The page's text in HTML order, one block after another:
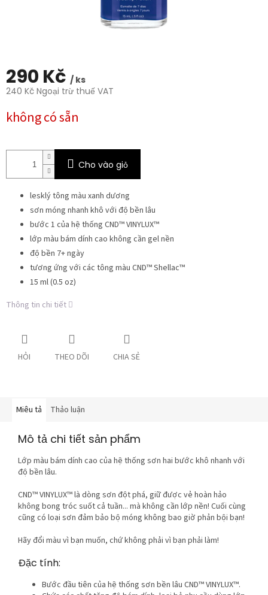
290 Kč / ks
240 Kč Ngoại trừ thuế VAT
đo
không có sẵn
Cho vào giỏ
lesklý tông màu xanh dương
sơn móng nhanh khô với độ bền lâu
bước 1 của hệ thống CND™ VINYLUX™
lớp màu bám dính cao không cần gel nền
độ bền 7+ ngày
tương ứng với các tông màu CND™ Shellac™
15 ml (0.5 oz)
Thông tin chi tiết
HỎI THEO DÕI CHIA SẺ
Miêu tả Thảo luận
Mô tả chi tiết sản phẩm
Lớp màu bám dính cao của hệ thống sơn hai bước khô nhanh với
độ bền lâu.
CND™ VINYLUX™ là dòng sơn đột phá, giữ được vẻ hoàn hảo
không bong tróc suốt cả tuần... mà không cần lớp nền! Cuối cùng
cũng có loại sơn đảm bảo bộ móng không bao giờ phản bội bạn!
Hãy đổi màu vì bạn muốn, chứ không phải vì bạn phải làm!
Đặc tính:
Bước đầu tiên của hệ thống sơn bền lâu CND™ VINYLUX™.